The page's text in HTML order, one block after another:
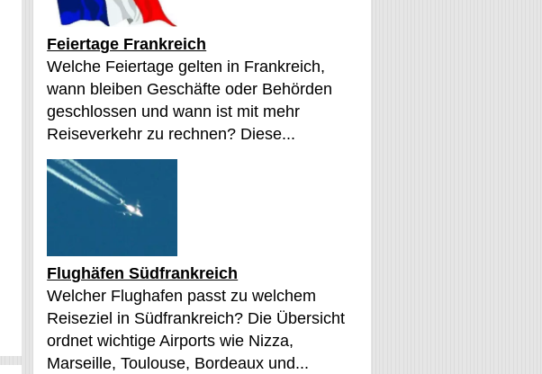
Feiertage Frankreich
Welche Feiertage gelten in Frankreich,
wann bleiben Geschäfte oder Behörden
geschlossen und wann ist mit mehr
Reiseverkehr zu rechnen? Diese...
Flughäfen Südfrankreich
Welcher Flughafen passt zu welchem
Reiseziel in Südfrankreich? Die Übersicht
ordnet wichtige Airports wie Nizza,
Marseille, Toulouse, Bordeaux und...